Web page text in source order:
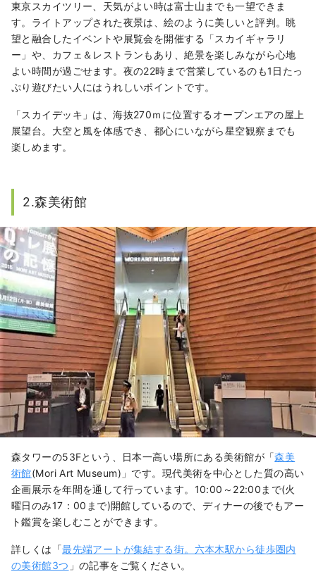
東京スカイツリー、天気がよい時は富士山までも一望できま
す。ライトアップされた夜景は、絵のように美しいと評判。眺
望と融合したイベントや展覧会を開催する「スカイギャラリ
ー」や、カフェ＆レストランもあり、絶景を楽しみながら心地
よい時間が過ごせます。夜の22時まで営業しているのも1日たっ
ぷり遊びたい人にはうれしいポイントです。
「スカイデッキ」は、海抜270ｍに位置するオープンエアの屋上
展望台。大空と風を体感でき、都心にいながら星空観察までも
楽しめます。
2.森美術館
森タワーの53Fという、日本一高い場所にある美術館が「森美
術館(Mori Art Museum)」です。現代美術を中心とした質の高い
企画展示を年間を通して行っています。10:00～22:00まで(火
曜日のみ17：00まで)開館しているので、ディナーの後でもアー
ト鑑賞を楽しむことができます。
詳しくは「最先端アートが集結する街。六本木駅から徒歩圏内
の美術館3つ 」の記事をご覧ください。